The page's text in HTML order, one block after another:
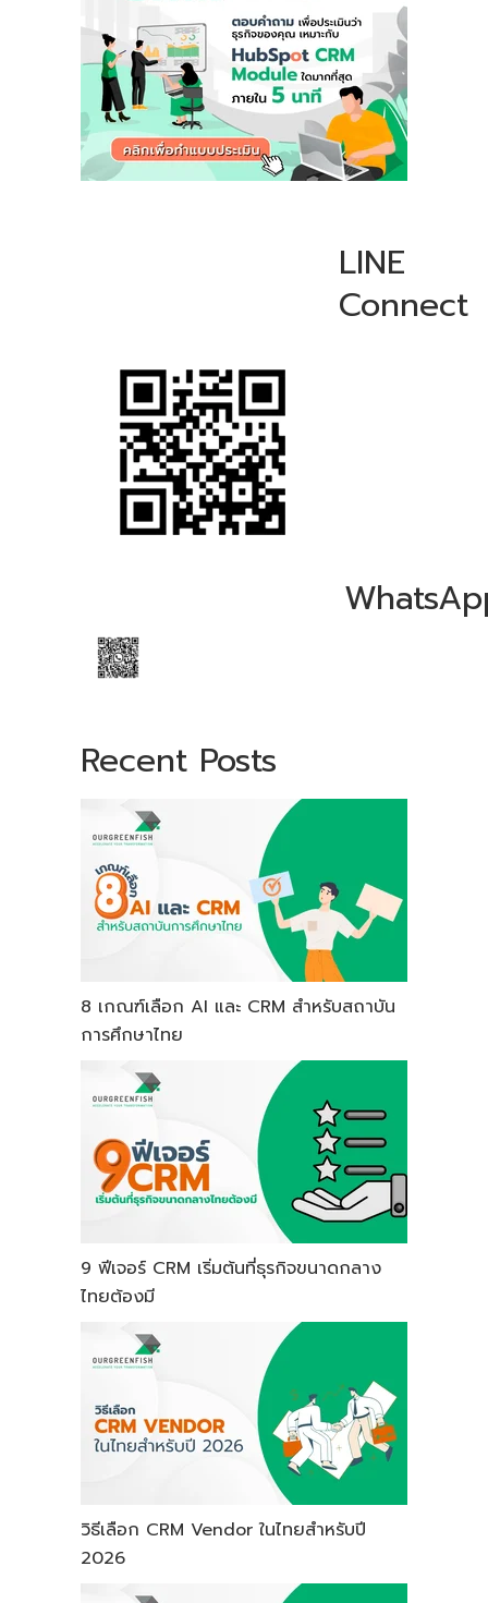
LINE
Connect
Recent Posts
8 เกณฑ์เลือก AI และ CRM สำหรับสถาบัน
การศึกษาไทย
9 ฟีเจอร์ CRM เริ่มต้นที่ธุรกิจขนาดกลาง
ไทยต้องมี
วิธีเลือก CRM Vendor ในไทยสำหรับปี
2026